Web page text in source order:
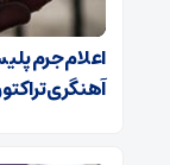
اعلام جرم
آهنگری